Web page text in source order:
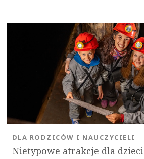
Nietypowe atrakcje dla dzieci
DLA RODZICÓW I NAUCZYCIELI